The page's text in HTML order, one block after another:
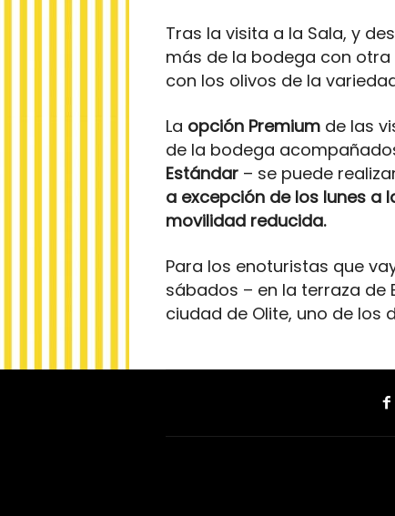
Tras la visita a la Sala, y
más de la bodega con
con los olivos de la
La opción Premium de las
de la bodega
Estándar – se puede
a excepción de los lunes a
movilidad reducida.
Para los enoturistas que
sábados – en la terraza de
ciudad de Olite, uno de los